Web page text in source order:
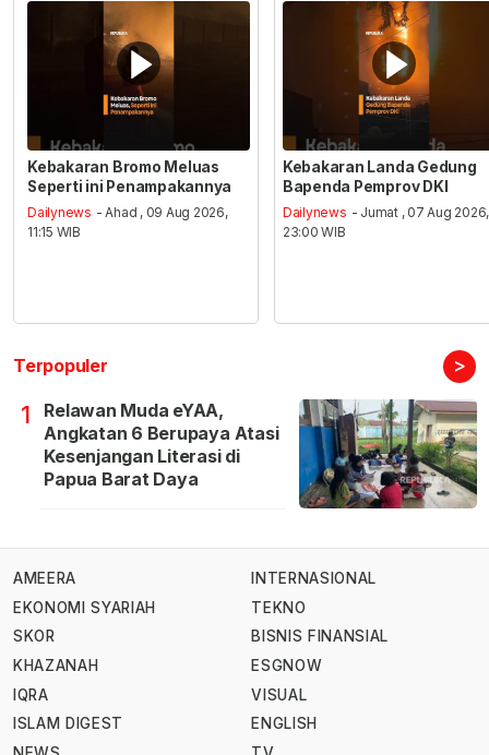
Kebakaran Bromo Meluas
Seperti ini Penampakannya
Dailynews - Ahad , 09 Aug 2026,
11:15 WIB
Kebakaran Landa Gedung
Bapenda Pemprov DKI
Dailynews - Jumat , 07 Aug 2026,
23:00 WIB
Terpopuler >
1
Relawan Muda eYAA,
Angkatan 6 Berupaya Atasi
Kesenjangan Literasi di
Papua Barat Daya
AMEERA
EKONOMI SYARIAH
SKOR
KHAZANAH
IQRA
ISLAM DIGEST
INTERNASIONAL
TEKNO
BISNIS FINANSIAL
ESGNOW
VISUAL
ENGLISH